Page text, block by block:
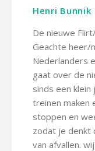
Henri Bunnik
De nieuwe
Geachte heer/
Nederlanders
gaat over de
sinds een
treinen maken
stoppen en
zodat je denkt
van afvallen.